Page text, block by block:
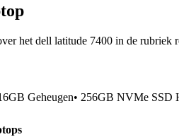
het dell latitude 7400 in de rubriek
16GB Geheugen• 256GB NVMe